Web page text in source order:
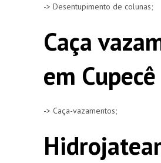
-> Desentupimento de colunas;
Caça
em Cupecê
-> Caça-vazamentos;